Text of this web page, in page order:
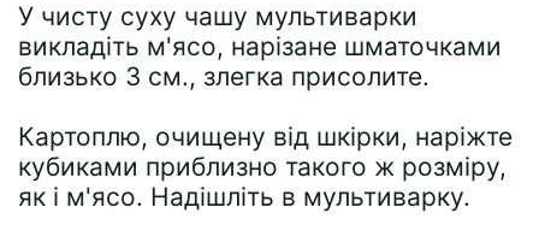
У чисту суху чашу мультиварки
викладіть м'ясо, нарізане шматочками
близько 3 см., злегка присолите.
Картоплю, очищену від шкірки, наріжте
кубиками приблизно такого ж розміру,
як і м'ясо. Надішліть в мультиварку.